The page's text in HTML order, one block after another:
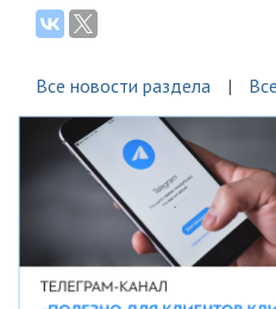
Все новости раздела